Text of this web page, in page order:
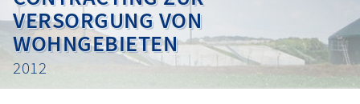
VERSORGUNG VON
WOHNGEBIETEN
2012